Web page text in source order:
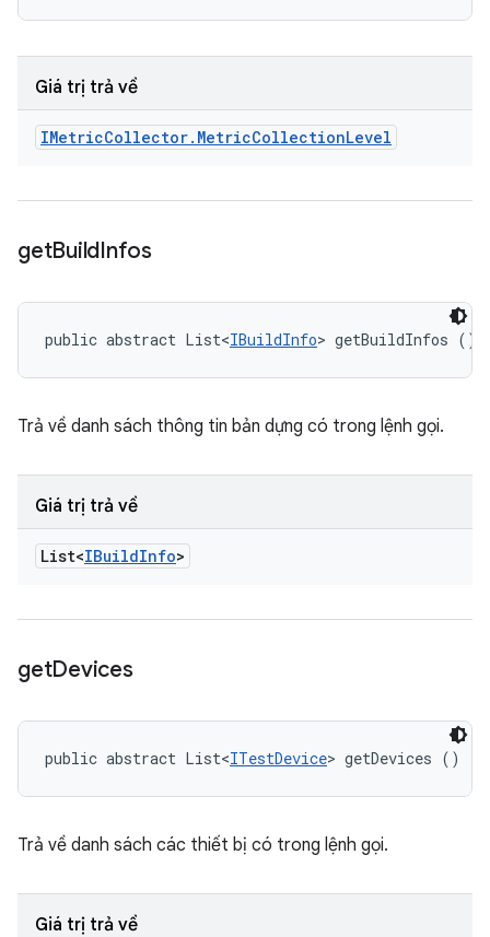
Giá trị trả về
IMetricCollector. MetricCollectionLevel
getBuildInfos
public abstract List<IBuildInfo> getBuildInfos ()
Trả về danh sách thông tin bản dựng có trong lệnh gọi.
Giá trị trả về
List<IBuildInfo>
getDevices
public abstract List<ITestDevice> getDevices ()
Trả về danh sách các thiết bị có trong lệnh gọi.
Giá trị trả về